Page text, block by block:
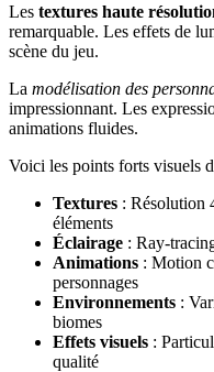
Les textures haute
remarquable. Les effets de
scène du jeu.
La modélisation des
impressionnant. Les
animations fluides.
Voici les points forts visuels
Textures : Résolution
éléments
Éclairage : Ray-
Animations : Motion
personnages
Environnements :
biomes
Effets visuels :
qualité